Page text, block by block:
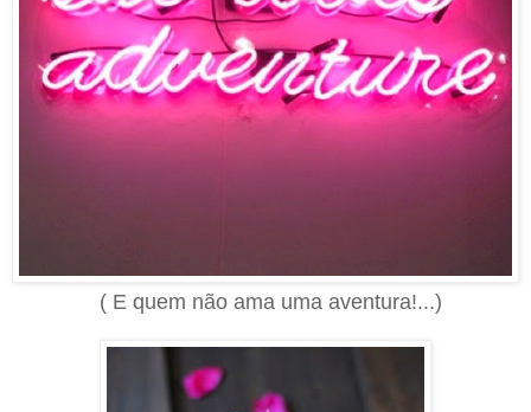
( E quem não ama uma aventura!...)